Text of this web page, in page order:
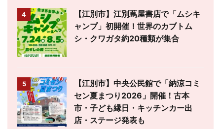
4
【江別市】江別蔦屋書店で「ムシキ
ャンプ」初開催！世界のカブトム
シ・クワガタ約20種類が集合
5
【江別市】中央公民館で「納涼コミ
セン夏まつり2026」開催！古本
市・子ども縁日・キッチンカー出
店・ステージ発表も